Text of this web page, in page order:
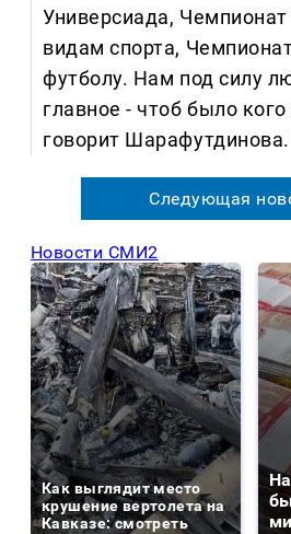
Универсиада,
видам спорта,
футболу. Нам под силу
главное - чтоб было кого
говорит Шарафутдинова.
Следующая
Новости СМИ2
Как выглядит место
крушение вертолета на
Кавказе: смотреть